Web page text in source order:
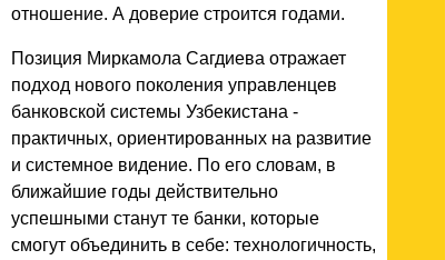
отношение. А доверие строится годами.
Позиция Миркамола Сагдиева отражает
подход нового поколения управленцев
банковской системы Узбекистана -
практичных, ориентированных на развитие
и системное видение. По его словам, в
ближайшие годы действительно
успешными станут те банки, которые
смогут объединить в себе: технологичность,